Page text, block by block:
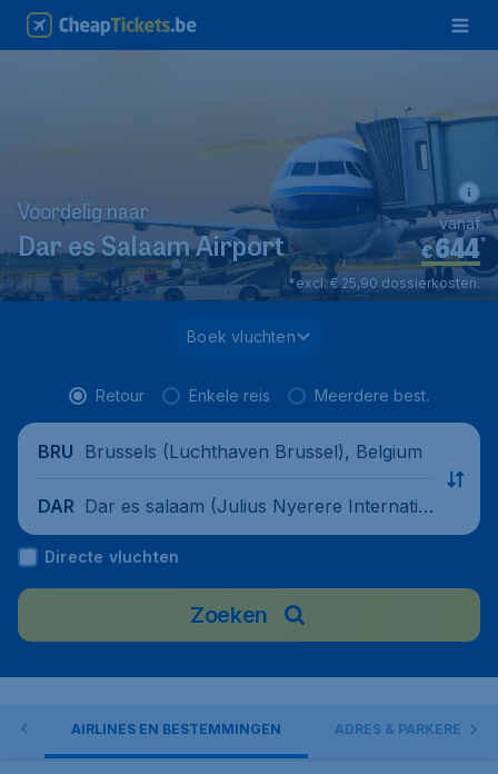
Voordelig naar
Dar es Salaam Airport €644*
vanaf
*excl. € 25,90 dossierkosten.
Boek vluchten
Retour Enkele reis Meerdere best.
BRU Brussels (Luchthaven Brussel), Belgium
DAR Dar es salaam (Julius Nyerere Internatio
nal Airport), Tanzania
Directe vluchten
Zoeken
AIRLINES EN BESTEMMINGEN ADRES & PARKEREN